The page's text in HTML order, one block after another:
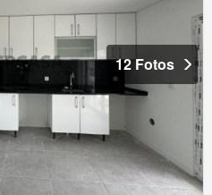
12 Fotos